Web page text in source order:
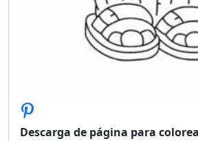
Descarga de página para